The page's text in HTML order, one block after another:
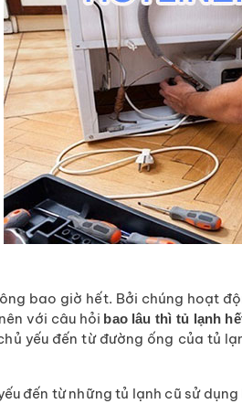
bao giờ hết. Bởi chúng hoạt
với câu hỏi bao lâu thì tủ lạnh
yếu đến từ đường ống của tủ
đến từ những tủ lạnh cũ sử